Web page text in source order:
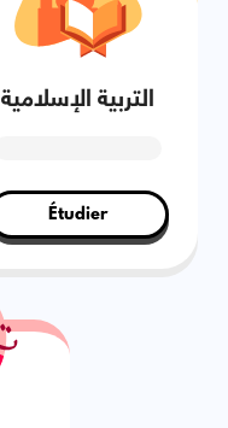
التربية الإسلامية
Étudier